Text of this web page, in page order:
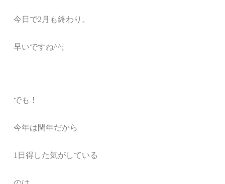
今日で2月も終わり。
早いですね^^;
でも！
今年は閏年だから
1日得した気がしている